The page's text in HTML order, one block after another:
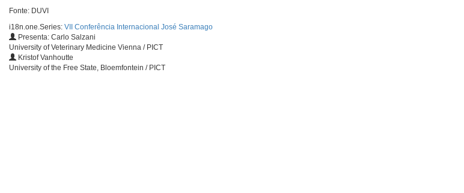
Fonte: DUVI
i18n.one.Series: VII Conferência Internacional José Saramago
Presenta: Carlo Salzani
University of Veterinary Medicine Vienna / PICT
Kristof Vanhoutte
University of the Free State, Bloemfontein / PICT